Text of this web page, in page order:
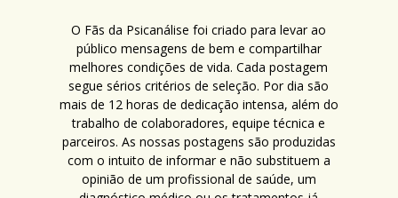
O Fãs da Psicanálise foi criado para levar ao
público mensagens de bem e compartilhar
melhores condições de vida. Cada postagem
segue sérios critérios de seleção. Por dia são
mais de 12 horas de dedicação intensa, além do
trabalho de colaboradores, equipe técnica e
parceiros. As nossas postagens são produzidas
com o intuito de informar e não substituem a
opinião de um profissional de saúde, um